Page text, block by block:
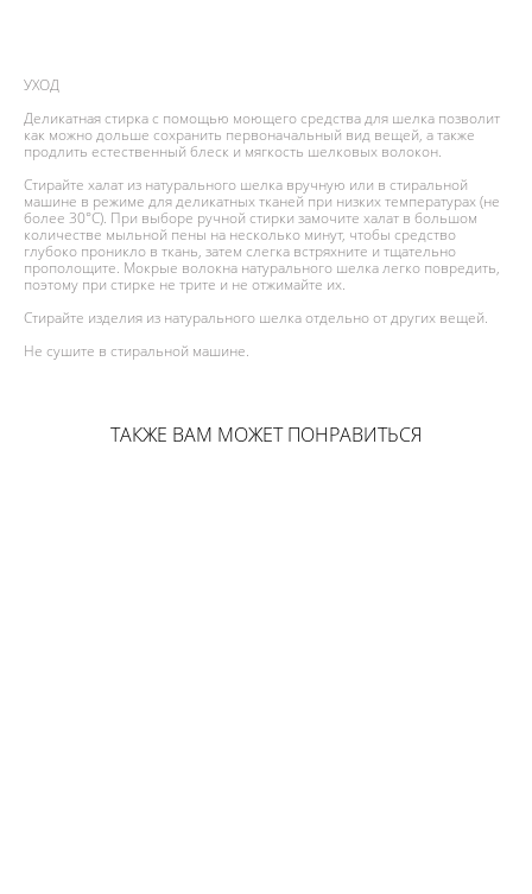
УХОД
Деликатная стирка с помощью моющего средства для шелка позволит
как можно дольше сохранить первоначальный вид вещей, а также
продлить естественный блеск и мягкость шелковых волокон.
Стирайте халат из натурального шелка вручную или в стиральной
машине в режиме для деликатных тканей при низких температурах (не
более 30°С). При выборе ручной стирки замочите халат в большом
количестве мыльной пены на несколько минут, чтобы средство
глубоко проникло в ткань, затем слегка встряхните и тщательно
прополощите. Мокрые волокна натурального шелка легко повредить,
поэтому при стирке не трите и не отжимайте их.
Стирайте изделия из натурального шелка отдельно от других вещей.
Не сушите в стиральной машине.
ТАКЖЕ ВАМ МОЖЕТ ПОНРАВИТЬСЯ